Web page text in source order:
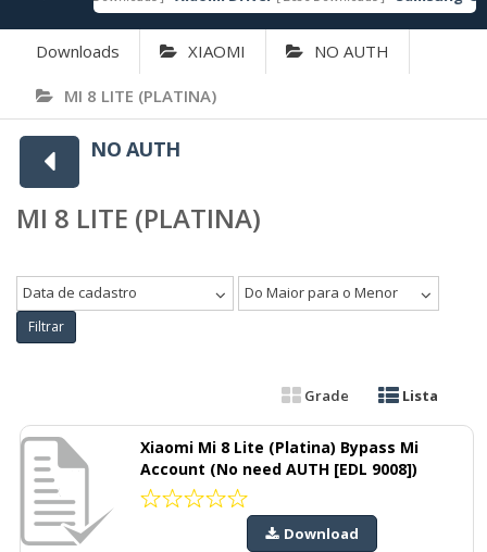
Downloads XIAOMI NO AUTH
MI 8 LITE (PLATINA)
NO AUTH
MI 8 LITE (PLATINA)
Data de cadastro Do Maior para o Menor
Filtrar
Grade Lista
Xiaomi Mi 8 Lite (Platina) Bypass Mi
Account (No need AUTH [EDL 9008])
Download